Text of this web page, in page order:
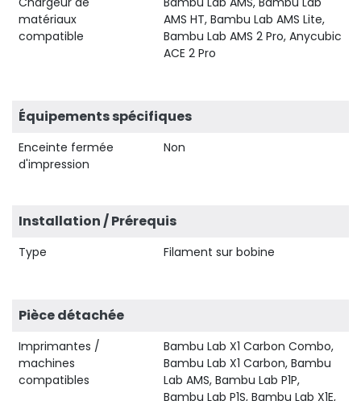
matériaux
compatible
AMS HT, Bambu Lab AMS Lite,
Bambu Lab AMS 2 Pro, Anycubic
ACE 2 Pro
Équipements spécifiques
Enceinte fermée
d'impression
Non
Installation / Prérequis
Type Filament sur bobine
Pièce détachée
Imprimantes /
machines
compatibles
Bambu Lab X1 Carbon Combo,
Bambu Lab X1 Carbon, Bambu
Lab AMS, Bambu Lab P1P,
Bambu Lab P1S, Bambu Lab X1E,